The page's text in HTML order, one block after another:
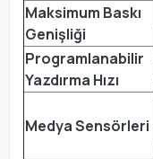
Maksimum Baskı
Genişliği
Programlanabilir
Yazdırma Hızı
Medya Sensörleri